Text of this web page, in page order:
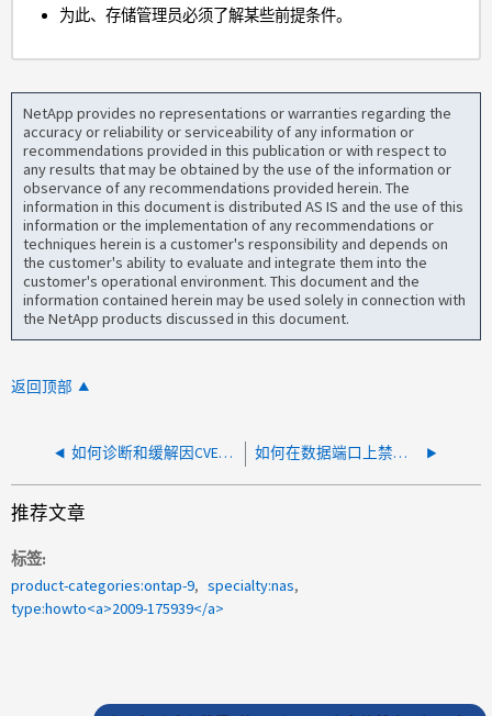
为此、存储管理员必须了解某些前提条件。
NetApp provides no representations or warranties regarding the
accuracy or reliability or serviceability of any information or
recommendations provided in this publication or with respect to
any results that may be obtained by the use of the information or
observance of any recommendations provided herein. The
information in this document is distributed AS IS and the use of this
information or the implementation of any recommendations or
techniques herein is a customer's responsibility and depends on
the customer's ability to evaluate and integrate them into the
customer's operational environment. This document and the
information contained herein may be used solely in connection with
the NetApp products discussed in this document.
返回顶部
如何诊断和缓解因CVE-2022-38023引起的影响—解决方案指南 如何在数据端口上禁用 CDP 和 LLDP
推荐文章
标签
product-categories:ontap-9
specialty:nas
type:howto<a>2009-175939</a>